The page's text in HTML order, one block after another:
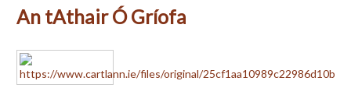
An tAthair Ó Gríofa